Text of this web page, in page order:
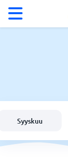
Sijaintini
Syyskuu